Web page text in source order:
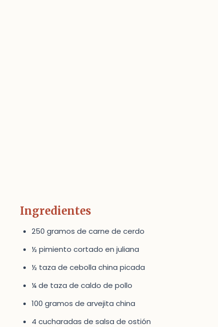
Ingredientes
250 gramos de carne de cerdo
½ pimiento cortado en juliana
½ taza de cebolla china picada
¼ de taza de caldo de pollo
100 gramos de arvejita china
4 cucharadas de salsa de ostión